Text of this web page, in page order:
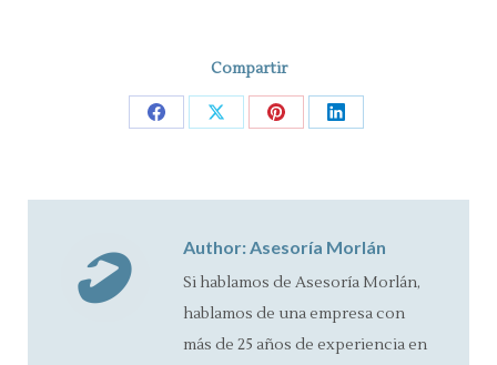
Compartir
Share Share Share Share
Author:Asesoría Morlán
Si hablamos de Asesoría Morlán,
hablamos de una empresa con
más de 25 años de experiencia en